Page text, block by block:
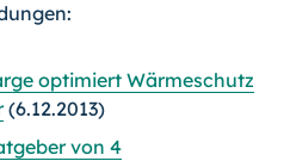
optimiert Wärmeschutz
(6.12.2013)
von 4